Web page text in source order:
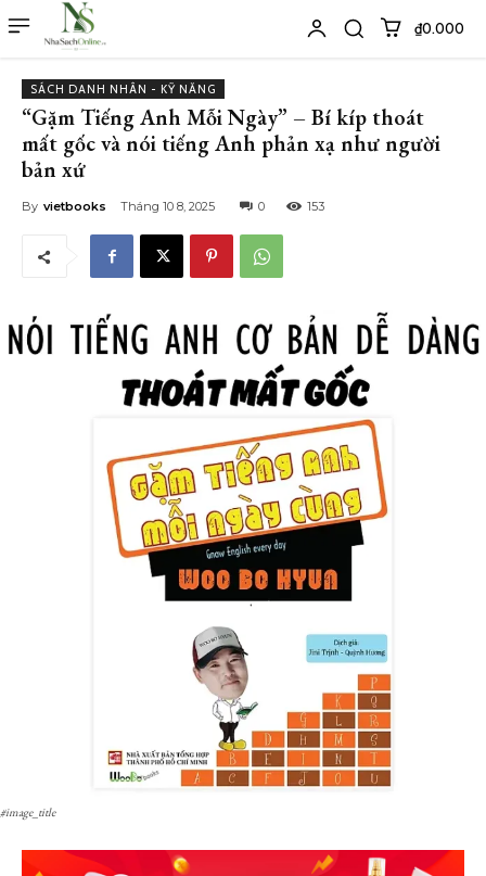
₫0.000
SÁCH DANH NHÂN - KỸ NĂNG
“Gặm Tiếng Anh Mỗi Ngày” – Bí kíp thoát
mất gốc và nói tiếng Anh phản xạ như người
bản xứ
By vietbooks Tháng 10 8, 2025 0 153
#image_title